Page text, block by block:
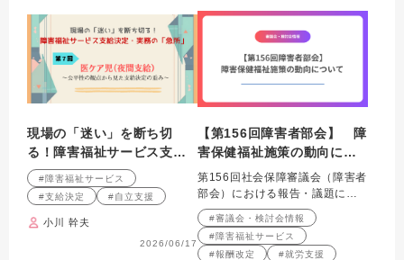
現場の「迷い」を断ち切
る！障害福祉サービス支給
決定・実務の「急所」 第７
回 医ケア児（夜間支給）
～公平性の観点から見た支
給決定の重み～
#障害福祉サービス
#支給決定
#自立支援
小川 幹夫
2026/06/17
【第156回障害者部会】 障
害保健福祉施策の動向につ
いて
第156回社会保障審議会（障害者
部会）における報告・議題につ
いて紹介します。
#審議会・検討会情報
#障害福祉サービス
#報酬改定
#就労支援